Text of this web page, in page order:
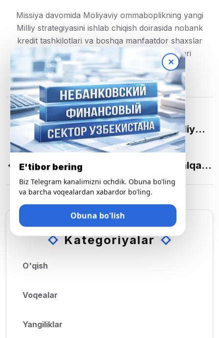
Missiya davomida Moliyaviy ommaboplikning yangi
Milliy strategiyasini ishlab chiqish doirasida nobank
kredit tashkilotlari va boshqa manfaatdor shaxslar
ishtirokida uchrashuvlar va davra suhbatlari
o‘tkazilishi rejalashtirilgan.
OLDINGI
Moliyaviy Bozor Ishtirokchilari Milliy
Assotsiatsiyasi – Qurbon Bayrami Bilan
Samimiy Tabriklaydi.
KEYINGISI
«To’lov Biznesi Va Pul Muomalasi» Xalqaro
Plazma Forumi 2024 Yil 10-11 Sentyabr
Kunlari Moskvada Mehmonlarni Kutmoqda.
Kategoriyalar
O'qish
Voqealar
Yangiliklar
✕
E'tibor bering
Biz Telegram kanalimizni ochdik. Obuna bo'ling
va barcha voqealardan xabardor bo'ling.
Obuna bo'lish